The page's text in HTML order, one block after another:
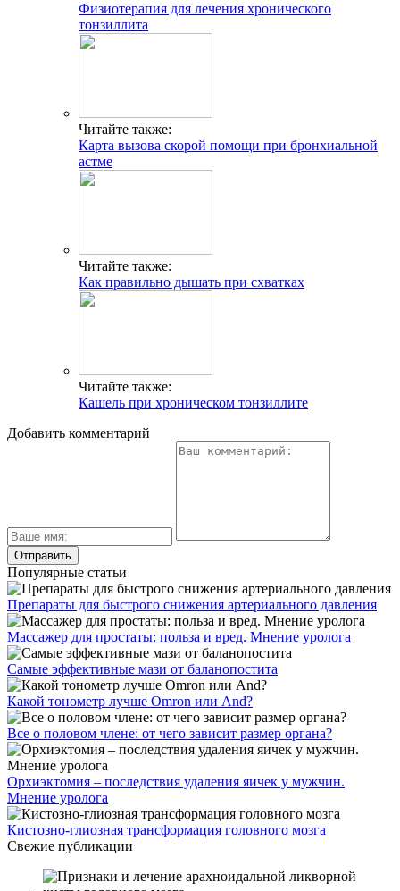
Физиотерапия для лечения хронического
тонзиллита
Читайте также:
Карта вызова скорой помощи при бронхиальной
астме
Читайте также:
Как правильно дышать при схватках
Читайте также:
Кашель при хроническом тонзиллите
Добавить комментарий
Популярные статьи
Препараты для быстрого снижения артериального давления
Массажер для простаты: польза и вред. Мнение уролога
Самые эффективные мази от баланопостита
Какой тонометр лучше Omron или And?
Все о половом члене: от чего зависит размер органа?
Орхиэктомия – последствия удаления яичек у мужчин.
Мнение уролога
Кистозно-глиозная трансформация головного мозга
Свежие публикации